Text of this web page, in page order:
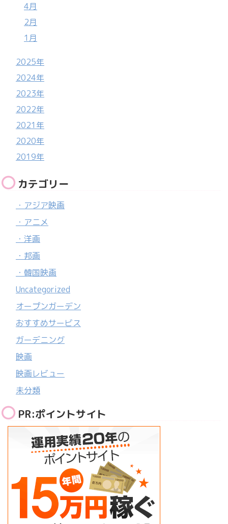
4月
2月
1月
2025年
2024年
2023年
2022年
2021年
2020年
2019年
カテゴリー
・アジア映画
・アニメ
・洋画
・邦画
・韓国映画
Uncategorized
オープンガーデン
おすすめサービス
ガーデニング
映画
映画レビュー
未分類
PR:ポイントサイト